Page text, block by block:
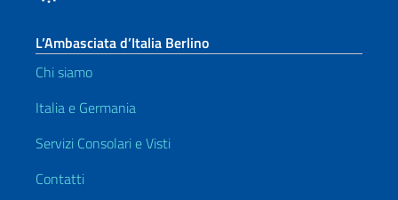
L’Ambasciata d’Italia Berlino
Chi siamo
Italia e Germania
Servizi Consolari e Visti
Contatti